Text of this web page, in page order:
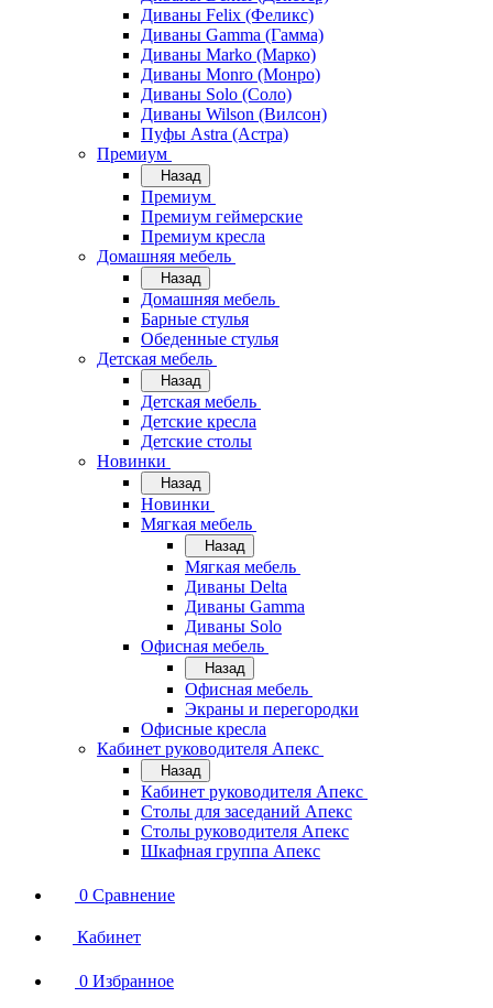
Диваны Felix (Феликс)
Диваны Gamma (Гамма)
Диваны Marko (Марко)
Диваны Monro (Монро)
Диваны Solo (Соло)
Диваны Wilson (Вилсон)
Пуфы Astra (Астра)
Премиум
Назад
Премиум
Премиум геймерские
Премиум кресла
Домашняя мебель
Назад
Домашняя мебель
Барные стулья
Обеденные стулья
Детская мебель
Назад
Детская мебель
Детские кресла
Детские столы
Новинки
Назад
Новинки
Мягкая мебель
Назад
Мягкая мебель
Диваны Delta
Диваны Gamma
Диваны Solo
Офисная мебель
Назад
Офисная мебель
Экраны и перегородки
Офисные кресла
Кабинет руководителя Апекс
Назад
Кабинет руководителя Апекс
Столы для заседаний Апекс
Столы руководителя Апекс
Шкафная группа Апекс
0 Сравнение
Кабинет
0 Избранное